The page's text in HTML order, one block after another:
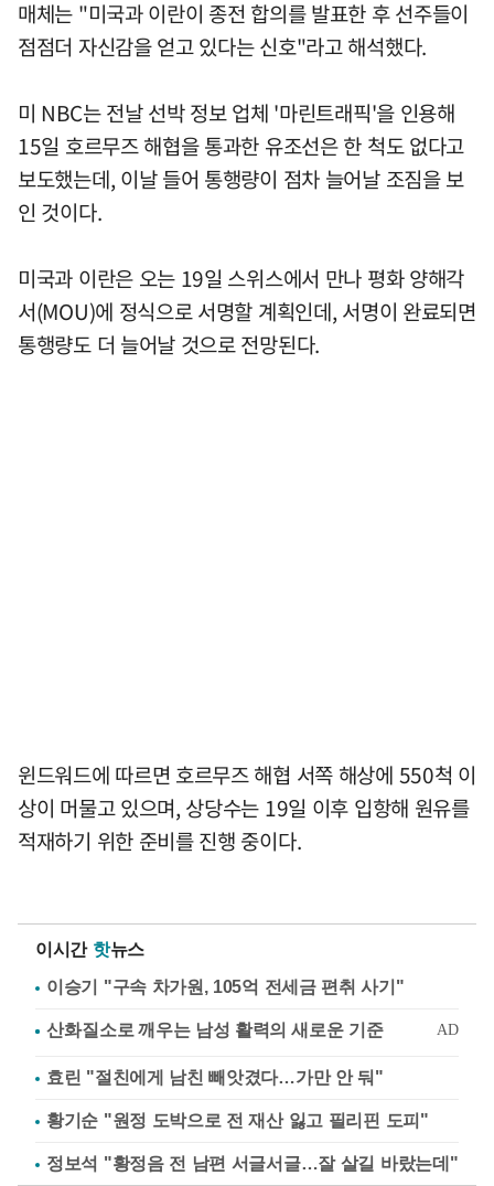
매체는 "미국과 이란이 종전 합의를 발표한 후 선주들이
점점더 자신감을 얻고 있다는 신호"라고 해석했다.
미 NBC는 전날 선박 정보 업체 '마린트래픽'을 인용해
15일 호르무즈 해협을 통과한 유조선은 한 척도 없다고
보도했는데, 이날 들어 통행량이 점차 늘어날 조짐을 보
인 것이다.
미국과 이란은 오는 19일 스위스에서 만나 평화 양해각
서(MOU)에 정식으로 서명할 계획인데, 서명이 완료되면
통행량도 더 늘어날 것으로 전망된다.
윈드워드에 따르면 호르무즈 해협 서쪽 해상에 550척 이
상이 머물고 있으며, 상당수는 19일 이후 입항해 원유를
적재하기 위한 준비를 진행 중이다.
이시간 핫뉴스
이승기 "구속 차가원, 105억 전세금 편취 사기"
효린 "절친에게 남친 빼앗겼다…가만 안 둬"
황기순 "원정 도박으로 전 재산 잃고 필리핀 도피"
정보석 "황정음 전 남편 서글서글…잘 살길 바랐는데"